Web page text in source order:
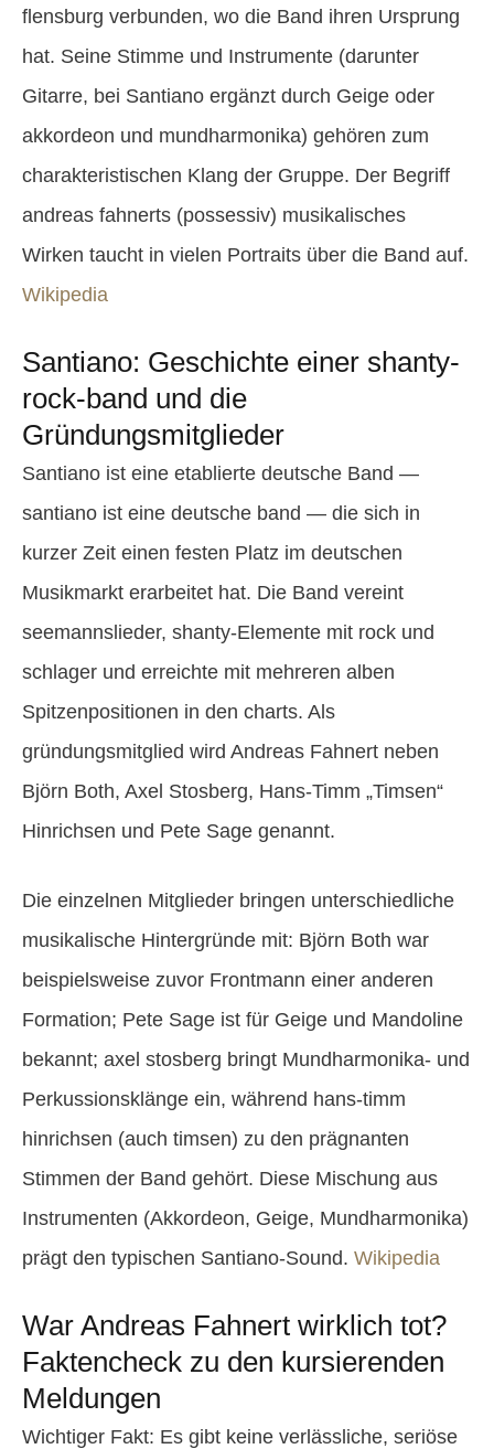
flensburg verbunden, wo die Band ihren Ursprung
hat. Seine Stimme und Instrumente (darunter
Gitarre, bei Santiano ergänzt durch Geige oder
akkordeon und mundharmonika) gehören zum
charakteristischen Klang der Gruppe. Der Begriff
andreas fahnerts (possessiv) musikalisches
Wirken taucht in vielen Portraits über die Band auf.
Wikipedia
Santiano: Geschichte einer shanty-
rock-band und die
Gründungsmitglieder
Santiano ist eine etablierte deutsche Band —
santiano ist eine deutsche band — die sich in
kurzer Zeit einen festen Platz im deutschen
Musikmarkt erarbeitet hat. Die Band vereint
seemannslieder, shanty-Elemente mit rock und
schlager und erreichte mit mehreren alben
Spitzenpositionen in den charts. Als
gründungsmitglied wird Andreas Fahnert neben
Björn Both, Axel Stosberg, Hans-Timm „Timsen“
Hinrichsen und Pete Sage genannt.
Die einzelnen Mitglieder bringen unterschiedliche
musikalische Hintergründe mit: Björn Both war
beispielsweise zuvor Frontmann einer anderen
Formation; Pete Sage ist für Geige und Mandoline
bekannt; axel stosberg bringt Mundharmonika- und
Perkussionsklänge ein, während hans-timm
hinrichsen (auch timsen) zu den prägnanten
Stimmen der Band gehört. Diese Mischung aus
Instrumenten (Akkordeon, Geige, Mundharmonika)
prägt den typischen Santiano-Sound. Wikipedia
War Andreas Fahnert wirklich tot?
Faktencheck zu den kursierenden
Meldungen
Wichtiger Fakt: Es gibt keine verlässliche, seriöse